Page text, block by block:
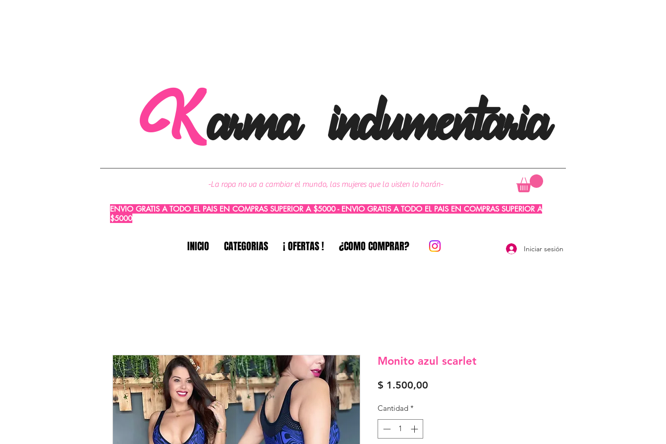
Karma indumentaria
-La ropa no va a cambiar el mundo, las mujeres que la visten lo harán-
ENVIO GRATIS A TODO EL PAIS EN COMPRAS SUPERIOR A $5000 - ENVIO GRATIS A TODO EL PAIS EN COMPRAS SUPERIOR A
$5000
INICIO CATEGORIAS ¡ OFERTAS ! ¿COMO COMPRAR? Iniciar sesión
Monito azul scarlet
$ 1.500,00
Cantidad *